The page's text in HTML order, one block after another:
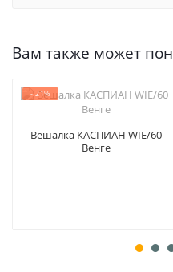
Вам также может
- 21%
Вешалка КАСПИАН WIE/60
Венге